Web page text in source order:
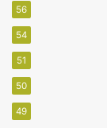
56
54
51
50
49